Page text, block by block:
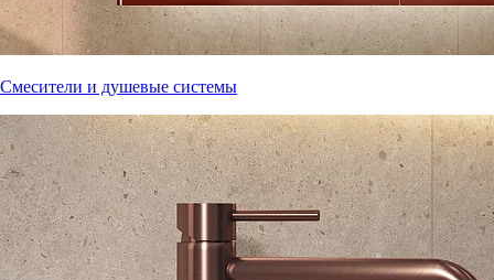
Смесители и душевые системы